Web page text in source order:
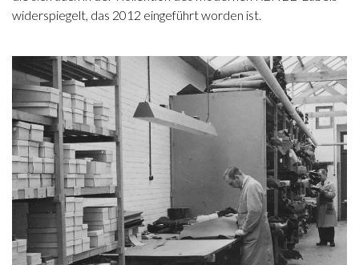
widerspiegelt, das 2012 eingeführt worden ist.